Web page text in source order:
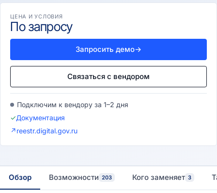
ЦЕНА И УСЛОВИЯ
По запросу
Запросить демо→
Связаться с вендором
Подключим к вендору за 1–2 дня
✓Документация
↗reestr.digital.gov.ru
Обзор Возможности 203 Кого заменяет 3